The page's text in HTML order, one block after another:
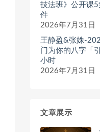
技法班》公开课
件
2026年7月31日
王静盈&张姝-
门为你的八字「
小时
2026年7月31日
文章展示